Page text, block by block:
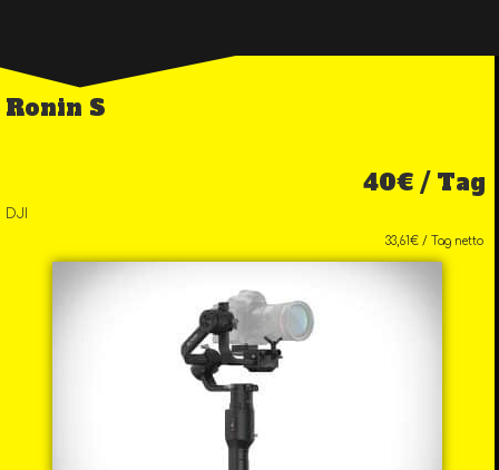
Ronin S
40€ / Tag
DJI
33,61€ / Tag netto